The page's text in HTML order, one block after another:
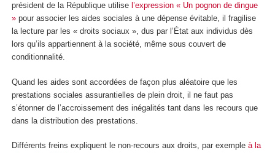
président de la République utilise l’expression « Un pognon de dingue
» pour associer les aides sociales à une dépense évitable, il fragilise
la lecture par les « droits sociaux », dus par l’État aux individus dès
lors qu’ils appartiennent à la société, même sous couvert de
conditionnalité.
Quand les aides sont accordées de façon plus aléatoire que les
prestations sociales assurantielles de plein droit, il ne faut pas
s’étonner de l’accroissement des inégalités tant dans les recours que
dans la distribution des prestations.
Différents freins expliquent le non-recours aux droits, par exemple à la